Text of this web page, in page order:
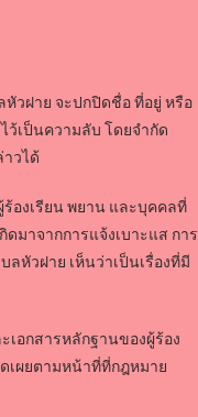
วฝาย จะปกปิดชื่อ ที่อยู่ หรือ
ว้เป็นความลับ โดยจำกัด
วได้
องเรียน พยาน และบุคคลที่
มาจากการแจ้งเบาะแส การ
หัวฝาย เห็นว่าเป็นเรื่องที่มี
เอกสารหลักฐานของผู้ร้อง
เผยตามหน้าที่ที่กฎหมาย